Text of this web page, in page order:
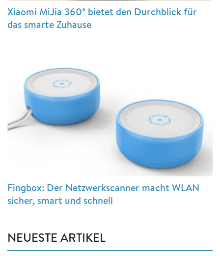
Xiaomi MiJia 360° bietet den Durchblick für
das smarte Zuhause
Fingbox: Der Netzwerkscanner macht WLAN
sicher, smart und schnell
NEUESTE ARTIKEL